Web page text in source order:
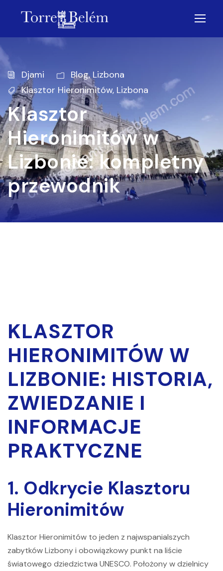
Djami Blog, Lizbona
Klasztor Hieronimitów, Lizbona
Klasztor
Hieronimitów w
Lizbonie: kompletny
przewodnik
KLASZTOR
HIERONIMITÓW W
LIZBONIE: HISTORIA,
ZWIEDZANIE I
INFORMACJE
PRAKTYCZNE
1. Odkrycie Klasztoru
Hieronimitów
Klasztor Hieronimitów to jeden z najwspanialszych
zabytków Lizbony i obowiązkowy punkt na liście
światowego dziedzictwa UNESCO. Położony w dzielnicy